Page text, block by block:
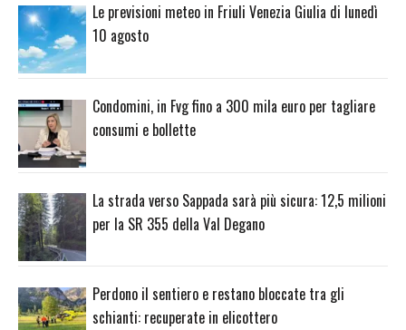
Le previsioni meteo in Friuli Venezia Giulia di lunedì
10 agosto
Condomini, in Fvg fino a 300 mila euro per tagliare
consumi e bollette
La strada verso Sappada sarà più sicura: 12,5 milioni
per la SR 355 della Val Degano
Perdono il sentiero e restano bloccate tra gli
schianti: recuperate in elicottero